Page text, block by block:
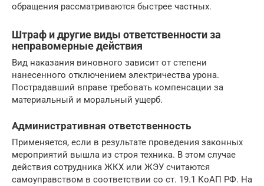
обращения рассматриваются быстрее частных.
Штраф и другие виды ответственности за
неправомерные действия
Вид наказания виновного зависит от степени
нанесенного отключением электричества урона.
Пострадавший вправе требовать компенсации за
материальный и моральный ущерб.
Административная ответственность
Применяется, если в результате проведения законных
мероприятий вышла из строя техника. В этом случае
действия сотрудника ЖКХ или ЖЭУ считаются
самоуправством в соответствии со ст. 19.1 КоАП РФ. На